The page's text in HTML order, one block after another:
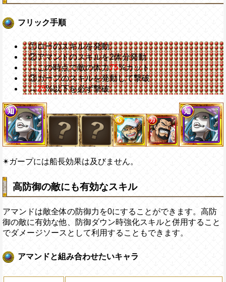
フリック手順
①ローのスキルを発動
②アマンドのスキルを2体分発動
→この時点で敵の体力75%カット
③ガープのスキルを発動して撃破
→25%以下を必ず撃破
✴︎ガープには船長効果は及びません。
高防御の敵にも有効なスキル
アマンドは敵全体の防御力を0にすることができます。高防
御の敵に有効な他、防御ダウン時強化スキルと併用すること
でダメージソースとして利用することもできます。
アマンドと組み合わせたいキャラ